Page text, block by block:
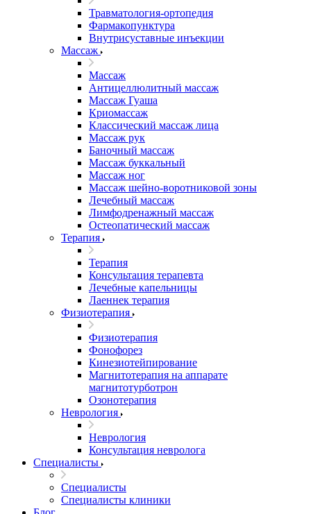
Травматология-ортопедия
Фармакопунктура
Внутрисуставные инъекции
Массаж
Массаж
Антицеллюлитный массаж
Массаж Гуаша
Криомассаж
Классический массаж лица
Массаж рук
Баночный массаж
Массаж буккальный
Массаж ног
Массаж шейно-воротниковой зоны
Лечебный массаж
Лимфодренажный массаж
Остеопатический массаж
Терапия
Терапия
Консультация терапевта
Лечебные капельницы
Лаеннек терапия
Физиотерапия
Физиотерапия
Фонофорез
Кинезиотейпирование
Магнитотерапия на аппарате
магнитотурботрон
Озонотерапия
Неврология
Неврология
Консультация невролога
Специалисты
Специалисты
Специалисты клиники